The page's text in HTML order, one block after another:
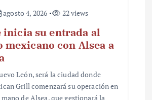
agosto 4, 2026 22 views
inicia su entrada al
mexicano con Alsea a
León, será la ciudad donde
Grill comenzará su operación en
de Alsea, que gestionará la